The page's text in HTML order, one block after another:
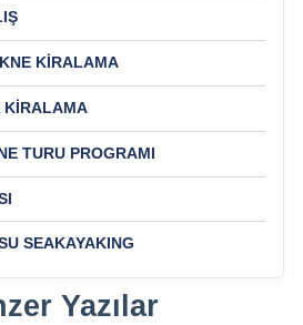
KİRALAMA
KİRALAMA
TURU PROGRAMI
SEAKAYAKING
Yazılar